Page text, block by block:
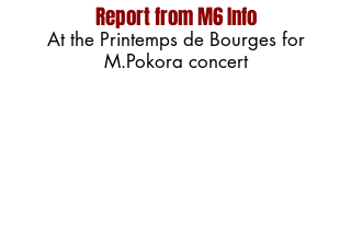
Report from M6 Info
At the Printemps de Bourges for
M.Pokora concert